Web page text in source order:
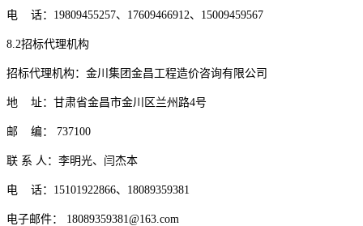
电 话： 19809455257、 17609466912、 15009459567
8.2招标代理机构
招标代理机构： 金川集团金昌工程造价咨询有限公司
地 址： 甘肃省金昌市金川区 兰州路4号
邮 编： 737100
联 系 人：李明光、闫杰本
电 话： 15101922866、 18089359381
电子邮件： 18089359381@163.com